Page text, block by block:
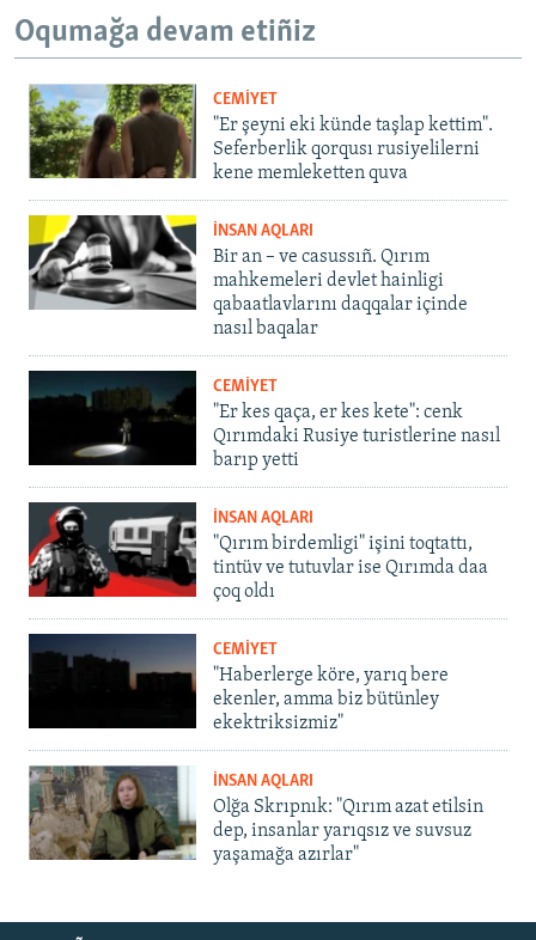
Oqumağa devam etiñiz
CEMİYET
"Er şeyni eki künde taşlap kettim".
Seferberlik qorqusı rusiyelilerni
kene memleketten quva
İNSAN AQLARI
Bir an – ve casussıñ. Qırım
mahkemeleri devlet hainligi
qabaatlavlarını daqqalar içinde
nasıl baqalar
CEMİYET
"Er kes qaça, er kes kete": cenk
Qırımdaki Rusiye turistlerine nasıl
barıp yetti
İNSAN AQLARI
"Qırım birdemligi" işini toqtattı,
tintüv ve tutuvlar ise Qırımda daa
çoq oldı
CEMİYET
"Haberlerge köre, yarıq bere
ekenler, amma biz bütünley
ekektriksizmiz"
İNSAN AQLARI
Olğa Skrıpnık: "Qırım azat etilsin
dep, insanlar yarıqsız ve suvsuz
yaşamağa azırlar"